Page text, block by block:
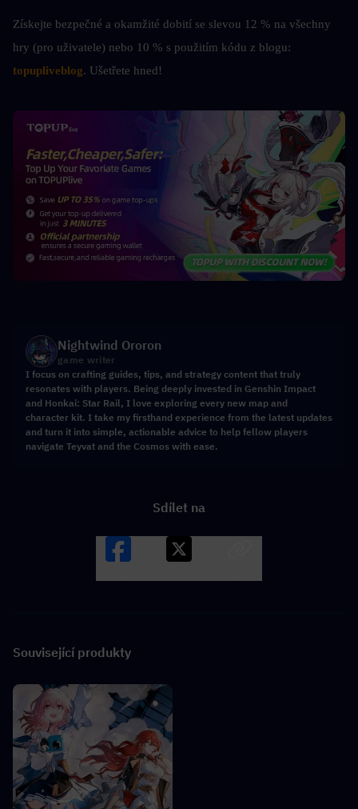
Získejte bezpečné a okamžité dobití se slevou 12 % na všechny
topupliveblog. Ušetřete hned!
Nightwind Ororon
game writer
I focus on crafting guides, tips, and strategy content that truly
resonates with players. Being deeply invested in Genshin Impact
and Honkai: Star Rail, I love exploring every new map and
character kit. I take my firsthand experience from the latest updates
and turn it into simple, actionable advice to help fellow players
navigate Teyvat and the Cosmos with ease.
Sdílet na
Související produkty